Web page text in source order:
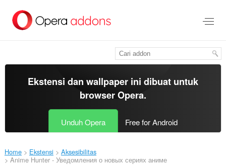
konten
Ekstensi dan wallpaper ini dibuat untuk
browser Opera.
Unduh Opera Free for Android
Home Ekstensi
Aksesibilitas
Anime Hunter - Уведомления о новых сериях аниме‎